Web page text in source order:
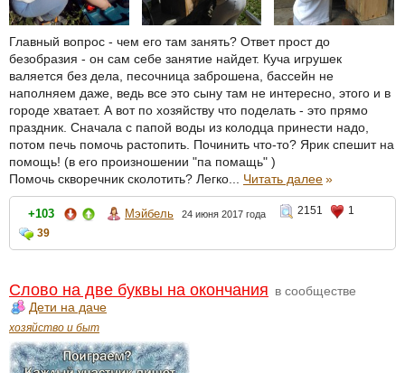
Главный вопрос - чем его там занять? Ответ прост до
безобразия - он сам себе занятие найдет. Куча игрушек
валяется без дела, песочница заброшена, бассейн не
наполняем даже, ведь все это сыну там не интересно, этого и в
городе хватает. А вот по хозяйству что поделать - это прямо
праздник. Сначала с папой воды из колодца принести надо,
потом печь помочь растопить. Починить что-то? Ярик спешит на
помощь! (в его произношении "па помащь" )
Помочь скворечник сколотить? Легко... Читать далее»
+103 Мэйбель 24 июня 2017 года 2151
1
39
Слово на две буквы на окончания в сообществе
Дети на даче
хозяйство и быт